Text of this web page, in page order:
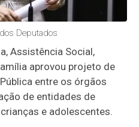
Deputados
Assistência Social,
aprovou projeto de
entre os órgãos
de entidades de
e adolescentes.